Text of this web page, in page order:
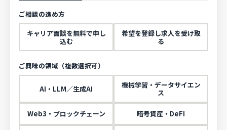
キャリア面談を無料で申し
込む
希望を登録し求人を受け取
る
AI・LLM／生成AI
機械学習・データサイエン
ス
Web3・ブロックチェーン 暗号資産・DeFI